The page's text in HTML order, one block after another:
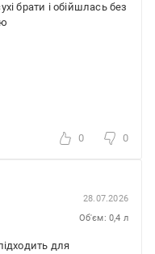
брати і обійшлась без
0 0
28.07.2026
Об'єм: 0,4 л
для